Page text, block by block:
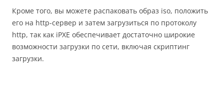
Кроме того, вы можете распаковать образ iso, положить
его на http-сервер и затем загрузиться по протоколу
http, так как iPXE обеспечивает достаточно широкие
возможности загрузки по сети, включая скриптинг
загрузки.